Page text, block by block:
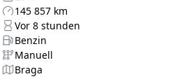
145 857 km
Vor 8 stunden
Benzin
Manuell
Braga